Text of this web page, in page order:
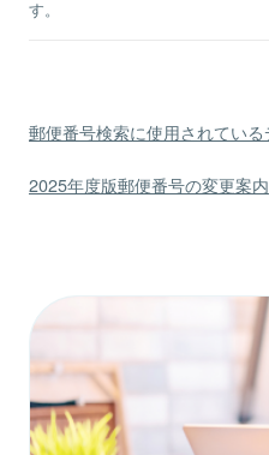
す。
郵便番号検索に使用されてい
2025年度版郵便番号の変更案内